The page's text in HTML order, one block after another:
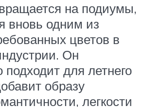
на подиумы,
вновь одним из
цветов в
Он
подходит для летнего
образу
легкости